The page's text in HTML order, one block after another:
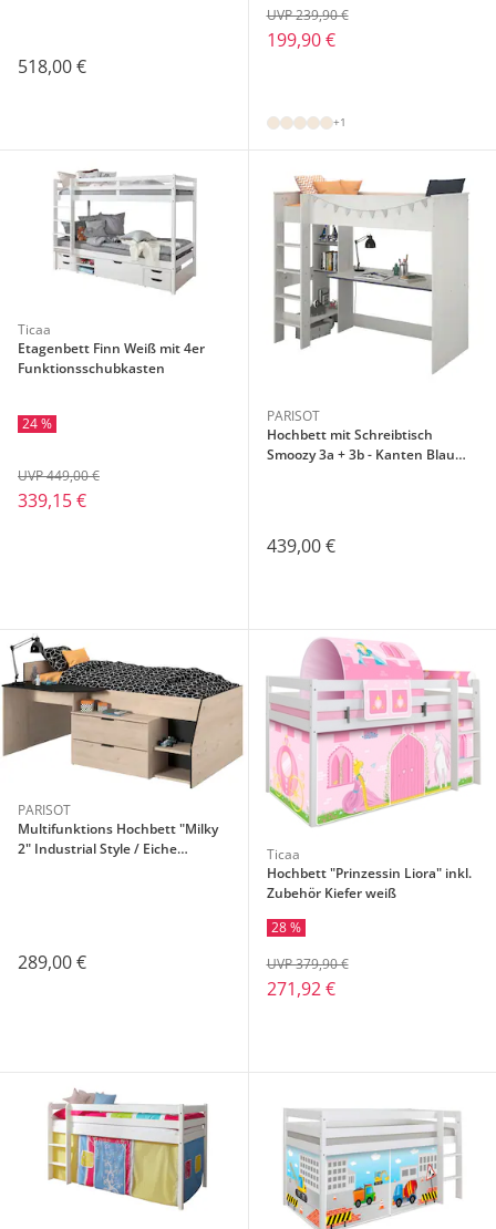
518,00 €
199,90 €
UVP 239,90 €
+1
Ticaa
Etagenbett Finn Weiß mit 4er
Funktionsschubkasten
24 %
339,15 €
UVP 449,00 €
PARISOT
Hochbett mit Schreibtisch
Smoozy 3a + 3b - Kanten Blau
439,00 €
PARISOT
Multifunktions Hochbett "Milky
2" Industrial Style / Eiche
289,00 €
Ticaa
Hochbett "Prinzessin Liora" inkl.
Zubehör Kiefer weiß
28 %
271,92 €
UVP 379,90 €